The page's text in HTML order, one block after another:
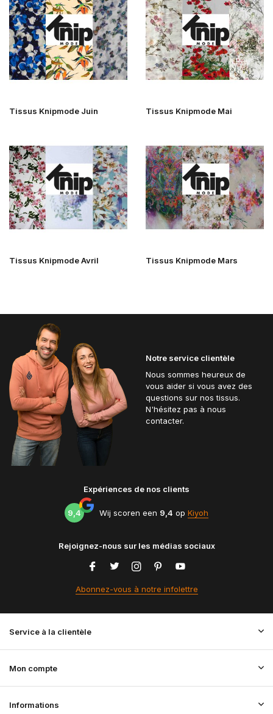
Tissus Knipmode Juin Tissus Knipmode Mai
Tissus Knipmode Avril Tissus Knipmode Mars
Notre service clientèle
Nous sommes heureux de
vous aider si vous avez des
questions sur nos tissus.
N'hésitez pas à nous
contacter.
Expériences de nos clients
9,4 Wij scoren een 9,4 op Kiyoh
Rejoignez-nous sur les médias sociaux
Abonnez-vous à notre infolettre
Service à la clientèle
Mon compte
Informations